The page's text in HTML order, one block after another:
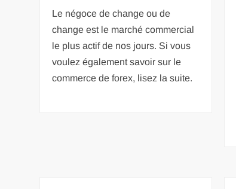
Le négoce de change ou de
change est le marché commercial
le plus actif de nos jours. Si vous
voulez également savoir sur le
commerce de forex, lisez la suite.